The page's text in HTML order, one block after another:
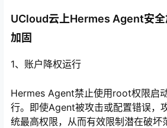
UCloud云上Hermes Agent安全
加固
1、账户降权运行
Hermes Agent禁止使用root权限启
行。即使Agent被攻击或配置错误，
统最高权限，从而有效限制潜在破坏